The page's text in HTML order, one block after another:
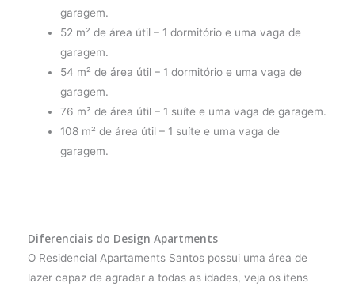
garagem.
52 m² de área útil – 1 dormitório e uma vaga de
garagem.
54 m² de área útil – 1 dormitório e uma vaga de
garagem.
76 m² de área útil – 1 suíte e uma vaga de garagem.
108 m² de área útil – 1 suíte e uma vaga de
garagem.
Diferenciais do Design Apartments
O Residencial Apartaments Santos possui uma área de
lazer capaz de agradar a todas as idades, veja os itens